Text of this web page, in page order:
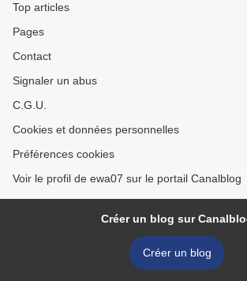
Top articles
Pages
Contact
Signaler un abus
C.G.U.
Cookies et données personnelles
Préférences cookies
Voir le profil de ewa07 sur le portail Canalblog
Créer un blog sur
Créer un blog